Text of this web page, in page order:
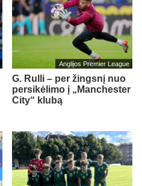
Anglijos Premier League
G. Rulli – per žingsnį nuo
persikėlimo į „Manchester
City“ klubą